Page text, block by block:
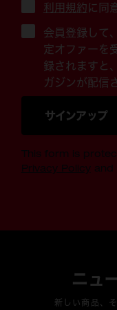
利用規約に同
会員登録して
定オファーを
録されますと
ガジンが配信
サインアップ
This form is
Privacy Policyand
ニュ
新しい商品、